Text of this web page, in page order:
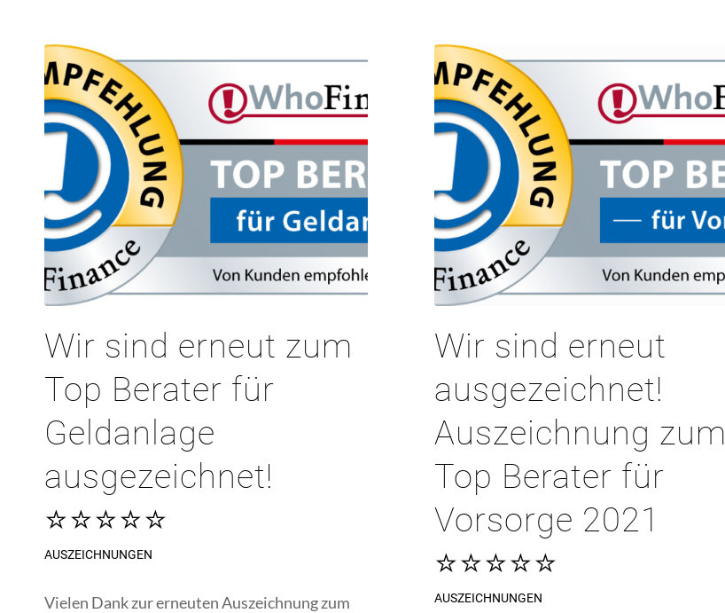
Wir sind erneut zum
Top Berater für
Geldanlage
ausgezeichnet!
⭐⭐⭐⭐⭐
AUSZEICHNUNGEN
Vielen Dank zur erneuten Auszeichnung zum
Wir sind erneut
ausgezeichnet!
Auszeichnung zum
Top Berater für
Vorsorge 2021
⭐⭐⭐⭐⭐
AUSZEICHNUNGEN